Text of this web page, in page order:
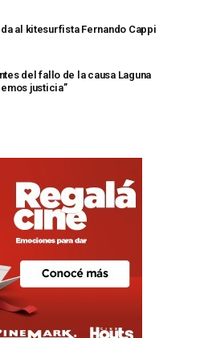
al kitesurfista Fernando Cappi
del fallo de la causa Laguna
justicia”